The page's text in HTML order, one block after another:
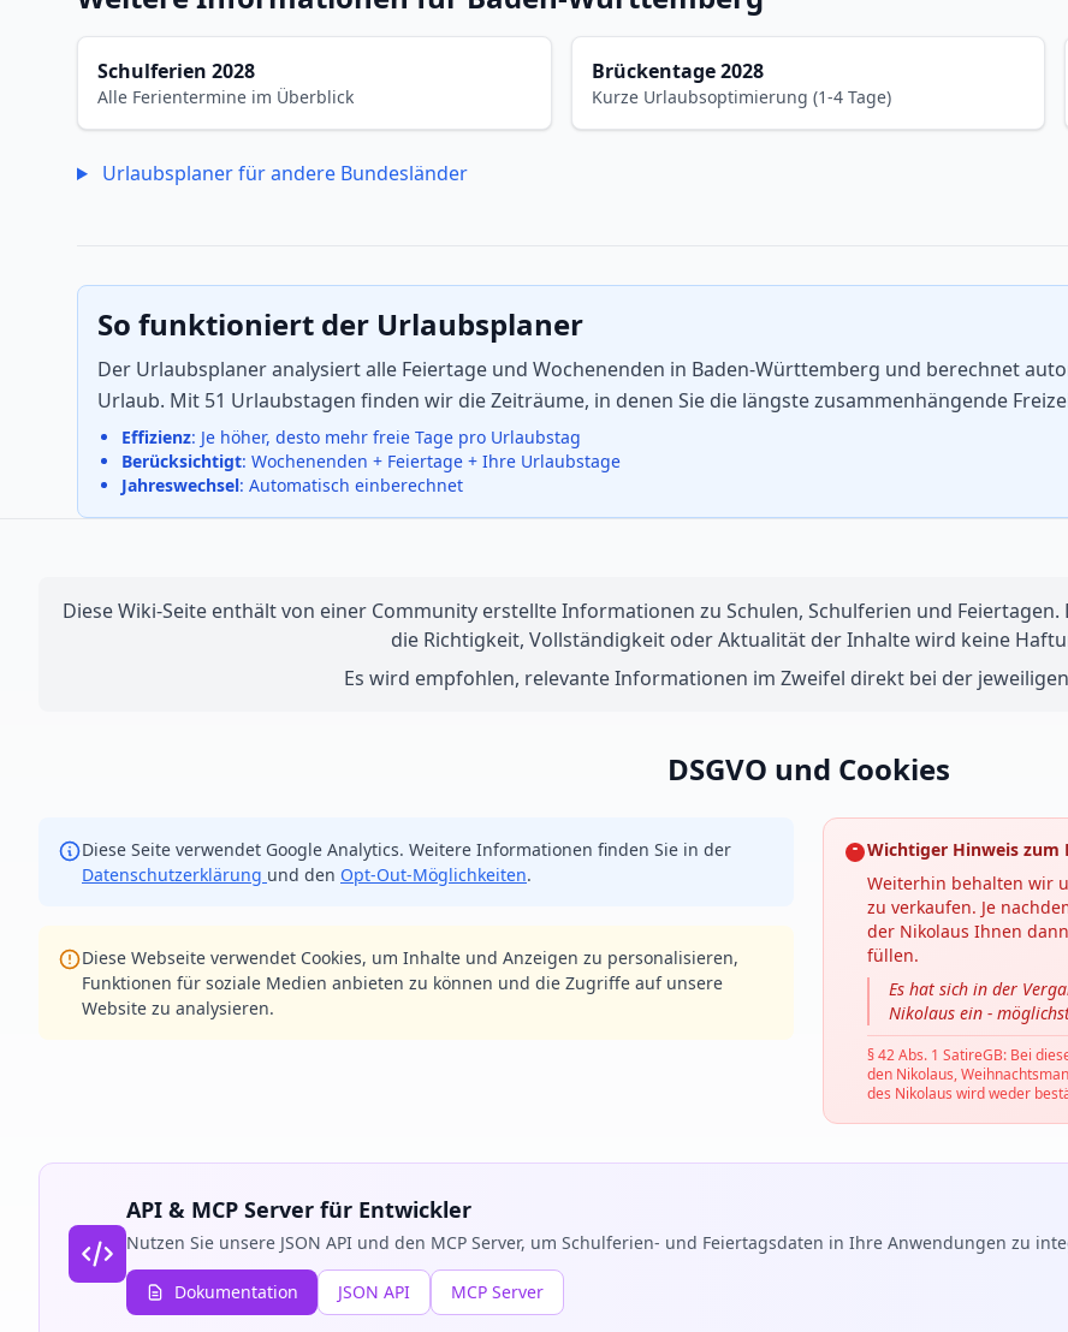
Schulferien 2028
Alle Ferientermine im Überblick
Brückentage 2028
Kurze Urlaubsoptimierung (1-4 Tage)
Urlaubsplaner für andere Bundesländer
So funktioniert der Urlaubsplaner
Der Urlaubsplaner analysiert alle Feiertage und Wochenenden in Baden-Württemberg und berechnet
Urlaub. Mit 51 Urlaubstagen finden wir die Zeiträume, in denen Sie die längste zusammenhängende
Effizienz: Je höher, desto mehr freie Tage pro Urlaubstag
Berücksichtigt: Wochenenden + Feiertage + Ihre Urlaubstage
Jahreswechsel: Automatisch einberechnet
Diese Wiki-Seite enthält von einer Community erstellte Informationen zu Schulen, Schulferien und
die Richtigkeit, Vollständigkeit oder Aktualität der Inhalte wird keine
Es wird empfohlen, relevante Informationen im Zweifel direkt bei der
DSGVO und Cookies
Diese Seite verwendet Google Analytics. Weitere Informationen finden Sie in der
Datenschutzerklärung und den Opt-Out-Möglichkeiten.
Diese Webseite verwendet Cookies, um Inhalte und Anzeigen zu personalisieren,
Funktionen für soziale Medien anbieten zu können und die Zugriffe auf unsere
Website zu analysieren.
Wichtiger Hinweis zum
Weiterhin behalten wir
zu verkaufen. Je
der Nikolaus Ihnen
füllen.
Es hat sich in der
Nikolaus ein -
§ 42 Abs. 1 SatireGB: Bei
den Nikolaus,
des Nikolaus wird weder
API & MCP Server für Entwickler
Nutzen Sie unsere JSON API und den MCP Server, um Schulferien- und Feiertagsdaten in Ihre Anwendungen zu
Dokumentation JSON API MCP Server